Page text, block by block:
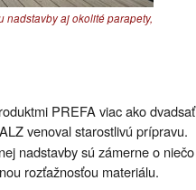
nadstavby aj okolité parapety,
PREFA viac ako dvadsať
venoval starostlivú prípravu.
nadstavby sú zámerne o niečo
rozťažnosťou materiálu.